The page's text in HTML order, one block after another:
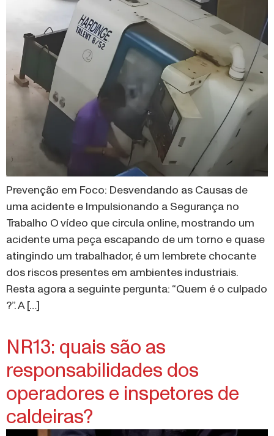
Prevenção em Foco: Desvendando as Causas de
uma acidente e Impulsionando a Segurança no
Trabalho O vídeo que circula online, mostrando um
acidente uma peça escapando de um torno e quase
atingindo um trabalhador, é um lembrete chocante
dos riscos presentes em ambientes industriais.
Resta agora a seguinte pergunta: “Quem é o culpado
?”. A […]
NR13: quais são as
responsabilidades dos
operadores e inspetores de
caldeiras?